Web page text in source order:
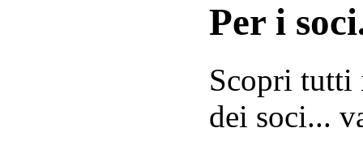
Per i
Scopri tutti
dei soci...